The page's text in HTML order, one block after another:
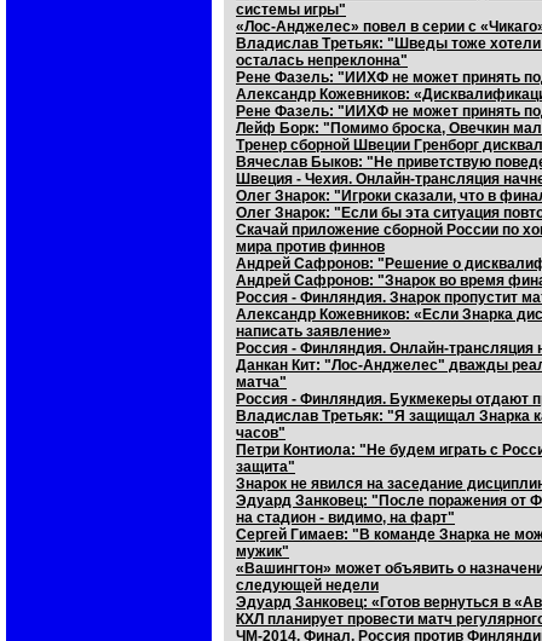
системы игры"
«Лос-Анджелес» повел в серии с
Владислав Третьяк: "Шведы тоже
осталась непреклонна"
Рене Фазель: "ИИХФ не может принять
Александр Кожевников:
Рене Фазель: "ИИХФ не может принять
Лейф Борк: "Помимо броска, Овечкин
Тренер сборной Швеции Гренборг
Вячеслав Быков: "Не приветствую
Швеция - Чехия. Онлайн-трансляция
Олег Знарок: "Игроки сказали, что в
Олег Знарок: "Если бы эта ситуация
Скачай приложение сборной России по
мира против финнов
Андрей Сафронов: "Решение о
Андрей Сафронов: "Знарок во время
Россия - Финляндия. Знарок пропустит
Александр Кожевников: «Если Знарка
написать заявление»
Россия - Финляндия. Онлайн-трансляция
Данкан Кит: "Лос-Анджелес" дважды
матча"
Россия - Финляндия. Букмекеры отдают
Владислав Третьяк: "Я защищал Знарка
часов"
Петри Контиола: "Не будем играть с
защита"
Знарок не явился на заседание
Эдуард Занковец: "После поражения от
на стадион - видимо, на фарт"
Сергей Гимаев: "В команде Знарка не
мужик"
«Вашингтон» может объявить о
следующей недели
Эдуард Занковец: «Готов вернуться в
КХЛ планирует провести матч
ЧМ-2014. Финал. Россия против